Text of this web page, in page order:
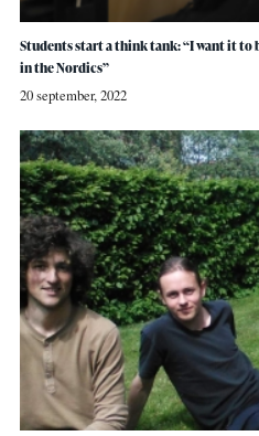
Students start a think tank: “I want it
in the Nordics”
20 september, 2022